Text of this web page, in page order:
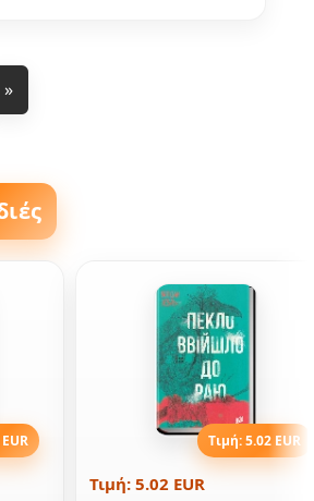
»
Τιμή: 5.02 EUR
Τιμή: 5.02 EUR